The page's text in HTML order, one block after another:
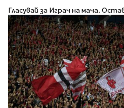
Гласувай за Играч на мача.